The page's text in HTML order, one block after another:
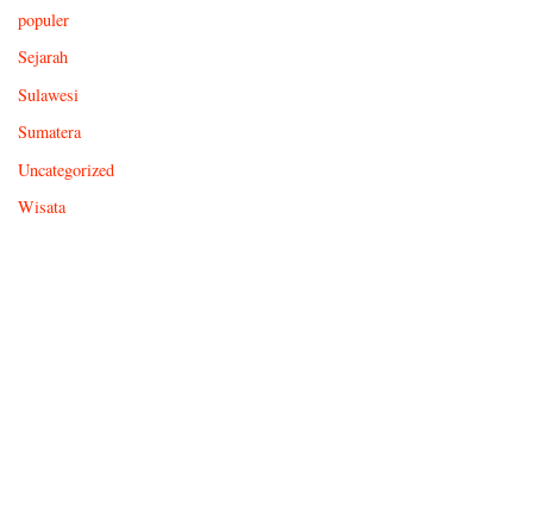
populer
Sejarah
Sulawesi
Sumatera
Uncategorized
Wisata